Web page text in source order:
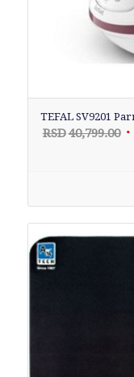
TEFAL SV9201
RSD40,799.00